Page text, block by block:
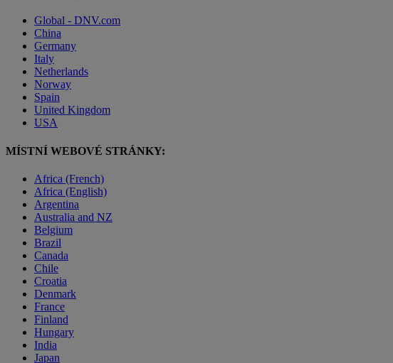
Global - DNV.com
China
Germany
Italy
Netherlands
Norway
Spain
United Kingdom
USA
MÍSTNÍ WEBOVÉ STRÁNKY:
Africa (French)
Africa (English)
Argentina
Australia and NZ
Belgium
Brazil
Canada
Chile
Croatia
Denmark
France
Finland
Hungary
India
Japan